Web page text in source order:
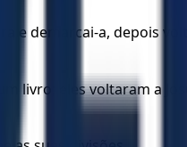
demarcai-a, depois
livro; eles voltaram a